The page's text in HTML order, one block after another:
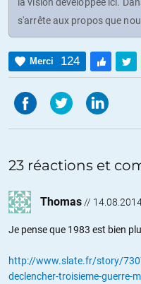
la vision développée ici.
s'arrête aux propos que
Merci 124
23 réactions et
Thomas//
Je pense que 1983 est bien
http://www.slate.fr/story/
declencher-troisieme-guerre-